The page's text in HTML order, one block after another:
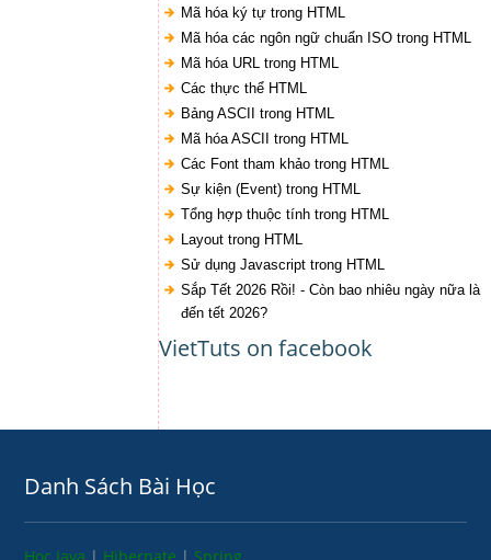
Mã hóa ký tự trong HTML
Mã hóa các ngôn ngữ chuẩn ISO trong HTML
Mã hóa URL trong HTML
Các thực thể HTML
Bảng ASCII trong HTML
Mã hóa ASCII trong HTML
Các Font tham khảo trong HTML
Sự kiện (Event) trong HTML
Tổng hợp thuộc tính trong HTML
Layout trong HTML
Sử dụng Javascript trong HTML
Sắp Tết 2026 Rồi! - Còn bao nhiêu ngày nữa là
đến tết 2026?
VietTuts on facebook
Danh Sách Bài Học